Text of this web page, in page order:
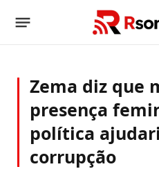
Zema diz que
presença
política
corrupção